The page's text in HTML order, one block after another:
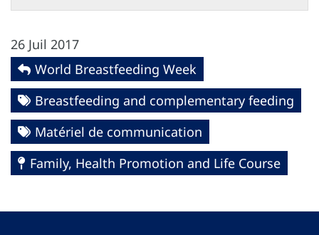
26 Juil 2017
World Breastfeeding Week
Breastfeeding and complementary feeding
Matériel de communication
Family, Health Promotion and Life Course